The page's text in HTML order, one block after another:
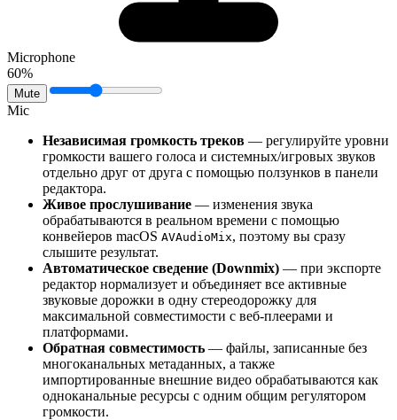
Microphone
60%
Mute
Mic
Независимая громкость треков — регулируйте уровни
громкости вашего голоса и системных/игровых звуков
отдельно друг от друга с помощью ползунков в панели
редактора.
Живое прослушивание — изменения звука
обрабатываются в реальном времени с помощью
конвейеров macOS AVAudioMix, поэтому вы сразу
слышите результат.
Автоматическое сведение (Downmix) — при экспорте
редактор нормализует и объединяет все активные
звуковые дорожки в одну стереодорожку для
максимальной совместимости с веб-плеерами и
платформами.
Обратная совместимость — файлы, записанные без
многоканальных метаданных, а также
импортированные внешние видео обрабатываются как
одноканальные ресурсы с одним общим регулятором
громкости.